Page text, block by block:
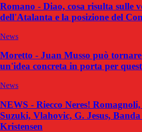
Romano - Diao, cosa risulta sulle
dell'Atalanta e la posizione del
News
Moretto - Juan Musso può
un'idea concreta in porta per
News
NEWS - Riecco Neres!
Suzuki, Vlahovic, G. Jesus,
Kristensen